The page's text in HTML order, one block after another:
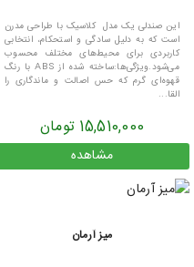
این صندلی یک مدل کلاسیک با طراحی مدرن
است که به دلیل سادگی و استحکام، انتخابی
کاربردی برای محیط‌های مختلف محسوب
می‌شود.ویژگی‌ها:ساخته شده از ABS با رنگ
قهوه‌ای گرم که حس اصالت و ماندگاری را
القا...
15,510,000 تومان
مشاهده
میز آرمان